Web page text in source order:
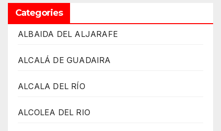
Categories
ALBAIDA DEL ALJARAFE
ALCALÁ DE GUADAIRA
ALCALA DEL RÍO
ALCOLEA DEL RIO